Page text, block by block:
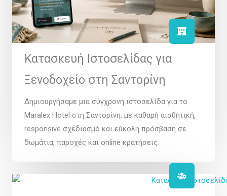
Κατασκευή Ιστοσελίδας για
Ξενοδοχείο στη Σαντορίνη
Δημιουργήσαμε μια σύγχρονη ιστοσελίδα για το
Maralex Hotel στη Σαντορίνη, με καθαρή αισθητική,
responsive σχεδιασμό και εύκολη πρόσβαση σε
δωμάτια, παροχές και online κρατήσεις.